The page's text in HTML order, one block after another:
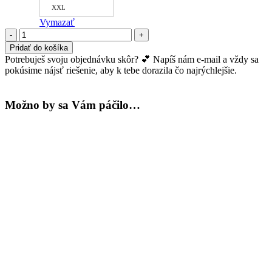
XXL
Vymazať
množstvo
Bambusové
tričko
Olívia
-
Pridať do košíka
Potrebuješ svoju objednávku skôr? 💕 Napíš nám e-mail a vždy sa
pokúsime nájsť riešenie, aby k tebe dorazila čo najrýchlejšie.
Možno by sa Vám páčilo…